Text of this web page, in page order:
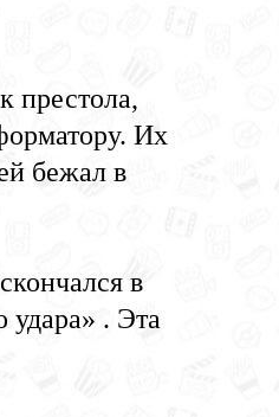
престола,
Их
бежал в
в
удара» . Эта